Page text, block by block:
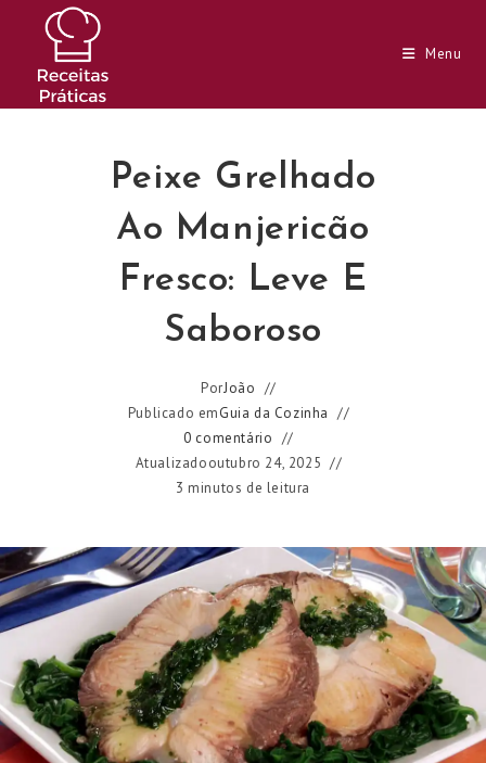
conteúdo
Menu
Peixe Grelhado
Ao Manjericão
Fresco: Leve E
Saboroso
PorJoão
Publicado emGuia da Cozinha
0 comentário
Atualizadooutubro 24, 2025
3 minutos de leitura